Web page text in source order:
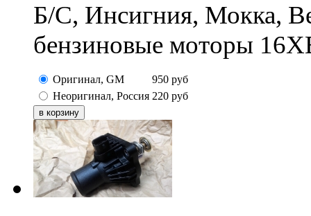
Б/С, Инсигния, Мокка,
бензиновые моторы
Оригинал, GM 950 руб
Неоригинал, Россия 220 руб